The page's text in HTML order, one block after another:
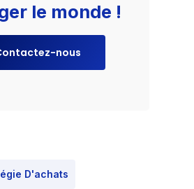
le monde !
nous
D'achats